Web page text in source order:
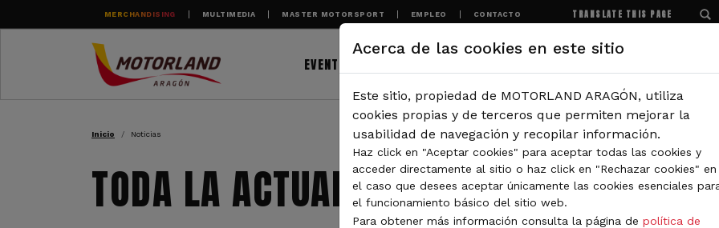
Pasar al contenido principal
MERCHANDISING MULTIMEDIA MASTER MOTORSPORT EMPLEO CONTACTO TRANSLATE THIS PAGE
EVENTOS
RUTA DE NAVEGACIÓN
Inicio Noticias
TODA LA ACTUALIDAD DE MOTORLAND
Acerca de las cookies en este sitio
Este sitio, propiedad de MOTORLAND ARAGÓN, utiliza
cookies propias y de terceros que permiten mejorar la
usabilidad de navegación y recopilar información.
Haz click en "Aceptar cookies" para aceptar todas las cookies y
acceder directamente al sitio o haz click en "Rechazar cookies" en
el caso que desees aceptar únicamente las cookies esenciales
el funcionamiento básico del sitio web.
Para obtener más información consulta la página de política de